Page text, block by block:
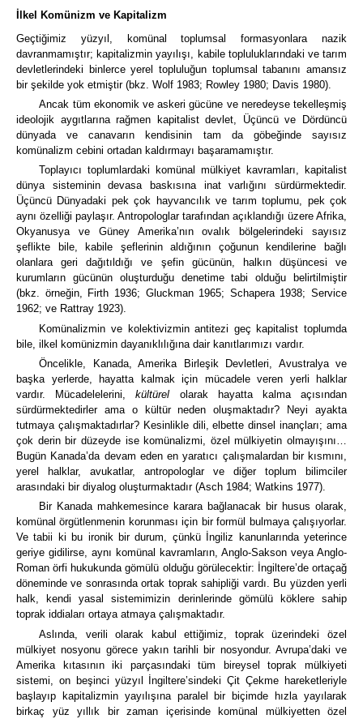
İlkel Komünizm ve Kapitalizm
Geçtiğimiz yüzyıl, komünal toplumsal formasyonlara nazik
davranmamıştır; kapitalizmin yayılışı, kabile topluluklarındaki ve tarım
devletlerindeki binlerce yerel topluluğun toplumsal tabanını amansız
bir şekilde yok etmiştir (bkz. Wolf 1983; Rowley 1980; Davis 1980).
Ancak tüm ekonomik ve askeri gücüne ve neredeyse tekelleşmiş
ideolojik aygıtlarına rağmen kapitalist devlet, Üçüncü ve Dördüncü
dünyada ve canavarın kendisinin tam da göbeğinde sayısız
komünalizm cebini ortadan kaldırmayı başaramamıştır.
Toplayıcı toplumlardaki komünal mülkiyet kavramları, kapitalist
dünya sisteminin devasa baskısına inat varlığını sürdürmektedir.
Üçüncü Dünyadaki pek çok hayvancılık ve tarım toplumu, pek çok
aynı özelliği paylaşır. Antropologlar tarafından açıklandığı üzere Afrika,
Okyanusya ve Güney Amerika’nın ovalık bölgelerindeki sayısız
şeflikte bile, kabile şeflerinin aldığının çoğunun kendilerine bağlı
olanlara geri dağıtıldığı ve şefin gücünün, halkın düşüncesi ve
kurumların gücünün oluşturduğu denetime tabi olduğu belirtilmiştir
(bkz. örneğin, Firth 1936; Gluckman 1965; Schapera 1938; Service
1962; ve Rattray 1923).
Komünalizmin ve kolektivizmin antitezi geç kapitalist toplumda
bile, ilkel komünizmin dayanıklılığına dair kanıtlarımızı vardır.
Öncelikle, Kanada, Amerika Birleşik Devletleri, Avustralya ve
başka yerlerde, hayatta kalmak için mücadele veren yerli halklar
vardır.
Mücadelelerini,kültürel olarak hayatta kalma açısından
sürdürmektedirler ama o kültür neden oluşmaktadır?
Neyi ayakta
tutmaya çalışmaktadırlar? Kesinlikle dili, elbette dinsel inançları; ama
çok derin bir düzeyde ise komünalizmi, özel mülkiyetin olmayışını…
Bugün Kanada’da devam eden en yaratıcı çalışmalardan bir kısmını,
yerel halklar, avukatlar, antropologlar ve diğer toplum bilimciler
arasındaki bir diyalog oluşturmaktadır (Asch 1984; Watkins 1977).
Bir Kanada mahkemesince karara bağlanacak bir husus olarak,
komünal örgütlenmenin korunması için bir formül bulmaya çalışıyorlar.
Ve tabii ki bu ironik bir durum, çünkü İngiliz kanunlarında yeterince
geriye gidilirse, aynı komünal kavramların, Anglo-Sakson veya Anglo-
Roman örfi hukukunda gömülü olduğu görülecektir: İngiltere’de ortaçağ
döneminde ve sonrasında ortak toprak sahipliği vardı. Bu yüzden yerli
halk, kendi yasal sistemimizin derinlerinde gömülü köklere sahip
toprak iddiaları ortaya atmaya çalışmaktadır.
Aslında, verili olarak kabul ettiğimiz, toprak üzerindeki özel
mülkiyet nosyonu görece yakın tarihli bir nosyondur. Avrupa’daki ve
Amerika kıtasının iki parçasındaki tüm bireysel toprak mülkiyeti
sistemi, on beşinci yüzyıl İngiltere’sindeki Çit Çekme hareketleriyle
başlayıp kapitalizmin yayılışına paralel bir biçimde hızla yayılarak
birkaç yüz yıllık bir zaman içerisinde komünal mülkiyetten özel